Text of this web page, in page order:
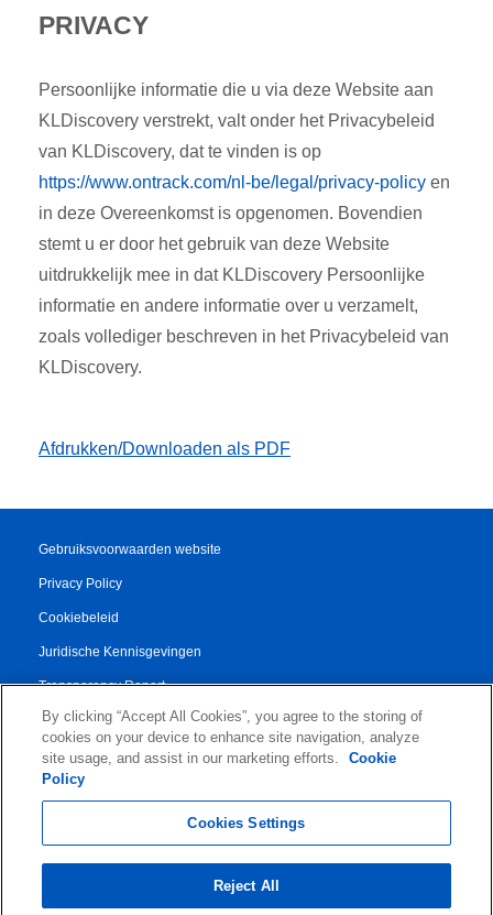
PRIVACY
Persoonlijke informatie die u via deze Website aan
KLDiscovery verstrekt, valt onder het Privacybeleid
van KLDiscovery, dat te vinden is op
https://www.ontrack.com/nl-be/legal/privacy-policy en
in deze Overeenkomst is opgenomen. Bovendien
stemt u er door het gebruik van deze Website
uitdrukkelijk mee in dat KLDiscovery Persoonlijke
informatie en andere informatie over u verzamelt,
zoals vollediger beschreven in het Privacybeleid van
KLDiscovery.
Afdrukken/Downloaden als PDF
Gebruiksvoorwaarden website
Privacy Policy
Cookiebeleid
Juridische Kennisgevingen
Transparency Report
Algemene Voorwaarden
Authorised Partner Agreement
© 2026 KLDiscovery Ontrack - All Rights Reserved.
By clicking “Accept All Cookies”, you agree to the storing of
cookies on your device to enhance site navigation, analyze
site usage, and assist in our marketing efforts.
Cookie
Policy
Cookies Settings
Reject All